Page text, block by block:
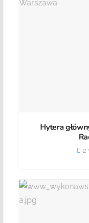
Hytera
2